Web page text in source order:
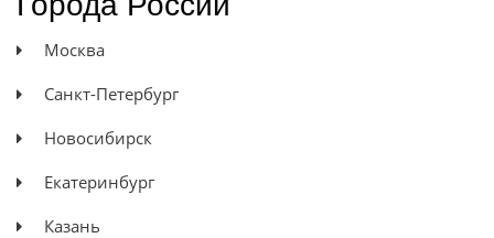
Москва
Санкт-Петербург
Новосибирск
Екатеринбург
Казань